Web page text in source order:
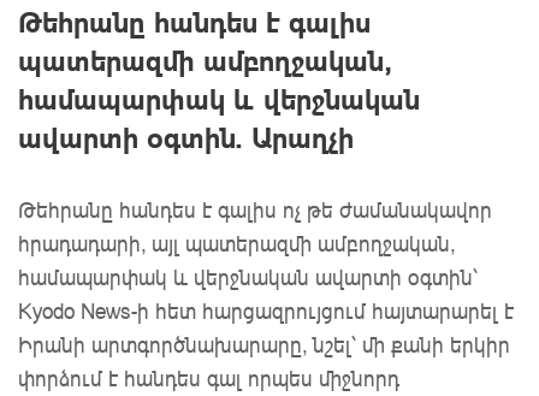
Թեհրանը հանդես է գալիս
պատերազմի ամբողջական,
համապարփակ և վերջնական
ավարտի օգտին. Արաղչի
Թեհրանը հանդես է գալիս ոչ թե ժամանակավոր
հրադադարի, այլ պատերազմի ամբողջական,
համապարփակ և վերջնական ավարտի օգտին՝
Kyodo News-ի հետ հարցազրույցում հայտարարել է
Իրանի արտգործնախարարը, նշել՝ մի քանի երկիր
փորձում է հանդես գալ որպես միջնորդ